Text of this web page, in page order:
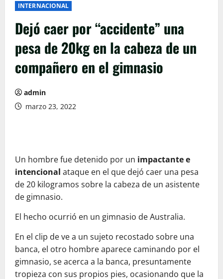
INTERNACIONAL
Dejó caer por “accidente” una
pesa de 20kg en la cabeza de un
compañero en el gimnasio
admin
marzo 23, 2022
Un hombre fue detenido por un impactante e
intencional ataque en el que dejó caer una pesa
de 20 kilogramos sobre la cabeza de un asistente
de gimnasio.
El hecho ocurrió en un gimnasio de Australia.
En el clip de ve a un sujeto recostado sobre una
banca, el otro hombre aparece caminando por el
gimnasio, se acerca a la banca, presuntamente
tropieza con sus propios pies, ocasionando que la